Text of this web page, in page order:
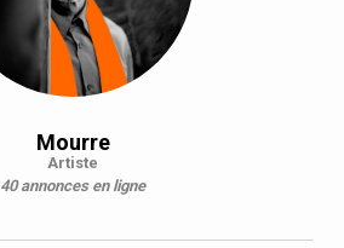
Mourre
Artiste
40 annonces en ligne